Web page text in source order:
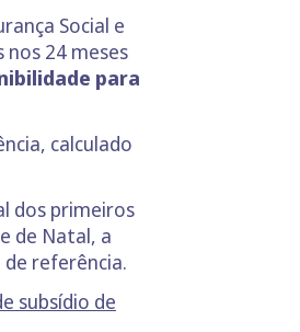
Social e
24 meses
para
calculado
dos primeiros
de Natal, a
referência.
subsídio de